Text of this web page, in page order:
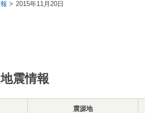
2015年11月20日
震情報
震源地